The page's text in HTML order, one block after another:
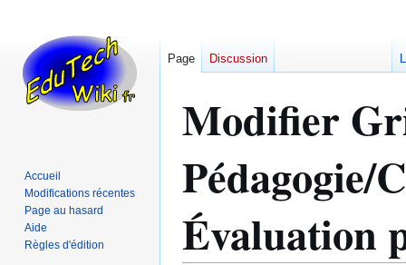
Modifier
Pédagogie/
Évaluation
Page Discussion
Accueil
Modifications récentes
Page au hasard
Aide
Règles d'édition